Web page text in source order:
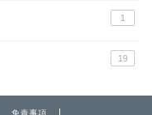
1
19
免責事項